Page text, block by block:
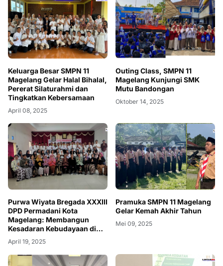
Keluarga Besar SMPN 11
Magelang Gelar Halal Bihalal,
Pererat Silaturahmi dan
Tingkatkan Kebersamaan
April 08, 2025
Outing Class, SMPN 11
Magelang Kunjungi SMK
Mutu Bandongan
Oktober 14, 2025
Purwa Wiyata Bregada XXXIII
DPD Permadani Kota
Magelang: Membangun
Kesadaran Kebudayaan di
Era Modern
April 19, 2025
Pramuka SMPN 11 Magelang
Gelar Kemah Akhir Tahun
Mei 09, 2025